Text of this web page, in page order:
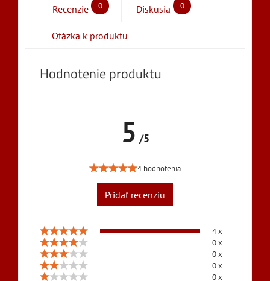
Recenzie 0 Diskusia 0
Otázka k produktu
Hodnotenie produktu
5 /5
4 hodnotenia
Pridať recenziu
4 x
0 x
0 x
0 x
0 x